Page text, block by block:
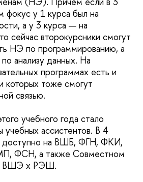
фокус у 1 курса был на
а у 3 курса — на
сейчас второкурсники смогут
НЭ по программированию, а
анализу данных. На
программах есть и
которых тоже смогут
связью.
учебного года стало
учебных ассистентов. В 4
доступно на ВШБ, ФГН, ФКИ,
ФСН, а также Совместном
ВШЭ x РЭШ.